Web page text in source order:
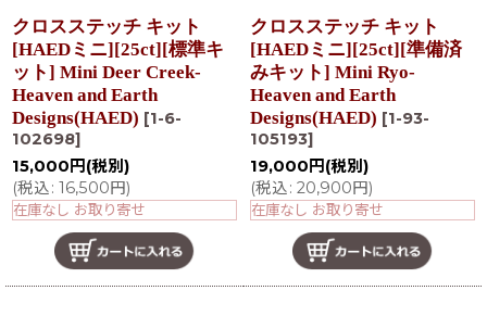
クロスステッチ キット
[HAEDミニ][25ct][標準キ
ット] Mini Deer Creek-
Heaven and Earth
Designs(HAED) [1-6-
102698]
15,000 円 (税別)
(税込: 16,500円)
在庫なし お取り寄せ
クロスステッチ キット
[HAEDミニ][25ct][準備済
みキット] Mini Ryo-
Heaven and Earth
Designs(HAED) [1-93-
105193]
19,000 円 (税別)
(税込: 20,900円)
在庫なし お取り寄せ